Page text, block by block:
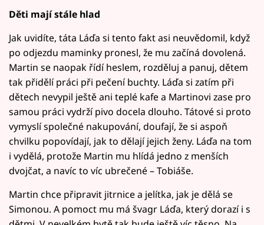
Děti mají stále hlad
Jak uvidíte, táta Láďa si tento fakt asi neuvědomil, když
po odjezdu maminky pronesl, že mu začíná dovolená.
Martin se naopak řídí heslem, rozděluj a panuj, dětem
tak přidělí práci při pečení buchty. Láďa si zatím při
dětech nevypil ještě ani teplé kafe a Martinovi zase pro
samou práci vydrží pivo docela dlouho. Tátové si proto
vymyslí společné nakupování, doufají, že si aspoň
chvilku popovídají, jak to dělají jejich ženy. Láďa na tom
i vydělá, protože Martin mu hlídá jedno z menších
dvojčat, a navíc to víc ubrečené – Tobiáše.
Martin chce připravit jitrnice a jelítka, jak je dělá se
Simonou. A pomoct mu má švagr Láďa, který dorazí i s